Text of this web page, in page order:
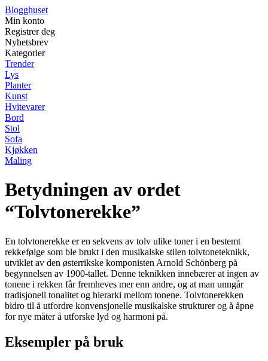
Blogghuset
Min konto
Registrer deg
Nyhetsbrev
Kategorier
Trender
Lys
Planter
Kunst
Hvitevarer
Bord
Stol
Sofa
Kjøkken
Maling
Betydningen av ordet
“Tolvtonerekke”
En tolvtonerekke er en sekvens av tolv ulike toner i en bestemt
rekkefølge som ble brukt i den musikalske stilen tolvtoneteknikk,
utviklet av den østerrikske komponisten Arnold Schönberg på
begynnelsen av 1900-tallet. Denne teknikken innebærer at ingen av
tonene i rekken får fremheves mer enn andre, og at man unngår
tradisjonell tonalitet og hierarki mellom tonene. Tolvtonerekken
bidro til å utfordre konvensjonelle musikalske strukturer og å åpne
for nye måter å utforske lyd og harmoni på.
Eksempler på bruk